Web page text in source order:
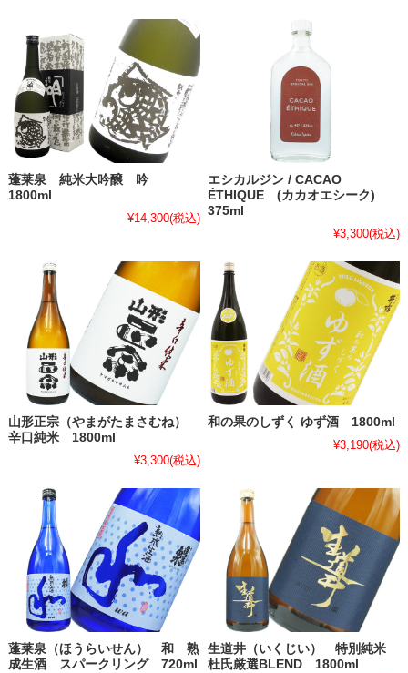
蓬莱泉 純米大吟醸 吟
1800ml
¥14,300(税込)
エシカルジン / CACAO
ÉTHIQUE (カカオエシーク)
375ml
¥3,300(税込)
山形正宗（やまがたまさむね）
辛口純米 1800ml
¥3,300(税込)
和の果のしずく ゆず酒 1800ml
¥3,190(税込)
蓬莱泉（ほうらいせん） 和 熟
成生酒 スパークリング 720ml
生道井（いくじい） 特別純米
杜氏厳選BLEND 1800ml